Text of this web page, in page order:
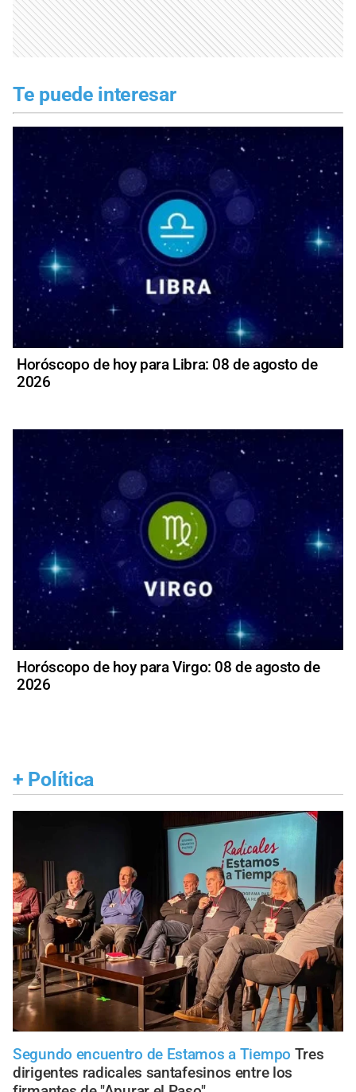
Te puede interesar
Horóscopo de hoy para Libra: 08 de agosto de
2026
Horóscopo de hoy para Virgo: 08 de agosto de
2026
+ Política
Segundo encuentro de Estamos a Tiempo Tres
dirigentes radicales santafesinos entre los